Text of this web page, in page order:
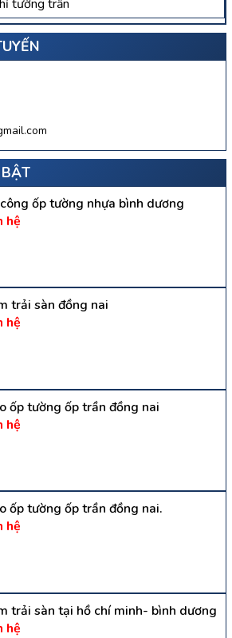
tường trần
ốp tường nhựa bình dương
hệ
trải sàn đồng nai
hệ
ốp tường ốp trần đồng nai
hệ
ốp tường ốp trần đồng nai.
hệ
trải sàn tại hồ chí minh- bình dương
hệ